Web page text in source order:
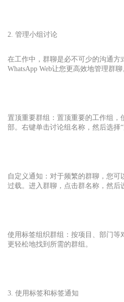
2. 管理小组讨论
在工作中，群聊是必不可少的沟通方
WhatsApp Web让您更高效地管理群聊
置顶重要群组：置顶重要的工作组，
部。右键单击讨论组名称，然后选择“
自定义通知：对于频繁的群聊，您可
过载。进入群聊，点击群名称，然后
使用标签组织群组：按项目、部门等
更轻松地找到所需的群组。
3. 使用标签和标签通知